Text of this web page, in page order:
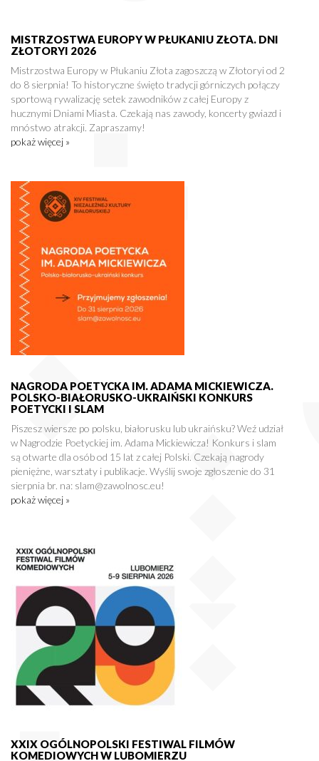
MISTRZOSTWA EUROPY W PŁUKANIU ZŁOTA. DNI
ZŁOTORYI 2026
Mistrzostwa Europy w Płukaniu Złota zagoszczą w Złotoryi od 2
do 8 sierpnia! To historyczne święto tradycji górniczych połączy
sportową rywalizację setek zawodników z całej Europy z
hucznymi Dniami Miasta. Czekają nas zawody, koncerty gwiazd i
mnóstwo atrakcji. Zapraszamy!
pokaż więcej »
NAGRODA POETYCKA IM. ADAMA MICKIEWICZA.
POLSKO-BIAŁORUSKO-UKRAIŃSKI KONKURS
POETYCKI I SLAM
Piszesz wiersze po polsku, białorusku lub ukraińsku? Weź udział
w Nagrodzie Poetyckiej im. Adama Mickiewicza! Konkurs i slam
są otwarte dla osób od 15 lat z całej Polski. Czekają nagrody
pieniężne, warsztaty i publikacje. Wyślij swoje zgłoszenie do 31
sierpnia br. na: slam@zawolnosc.eu!
pokaż więcej »
XXIX OGÓLNOPOLSKI FESTIWAL FILMÓW
KOMEDIOWYCH W LUBOMIERZU